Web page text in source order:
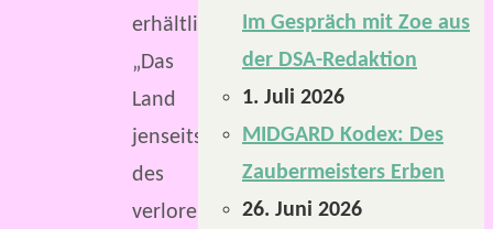
erhältlich:
„Das
Land
jenseits
des
verlorenen
Im Gespräch mit Zoe aus
der DSA-Redaktion
1. Juli 2026
MIDGARD Kodex: Des
Zaubermeisters Erben
26. Juni 2026